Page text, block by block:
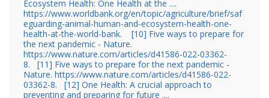
Ecosystem Health: One Health at the ....
https://www.worldbank.org/en/topic/agriculture/brief/saf
eguarding-animal-human-and-ecosystem-health-one-
health-at-the-world-bank.
[10] Five ways to prepare for
the next pandemic - Nature.
https://www.nature.com/articles/d41586-022-03362-
8.
[11] Five ways to prepare for the next pandemic -
Nature. https://www.nature.com/articles/d41586-022-
03362-8.
[12] One Health: A crucial approach to
preventing and preparing for future ....